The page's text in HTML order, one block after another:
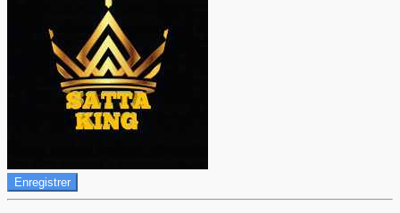
Enregistrer